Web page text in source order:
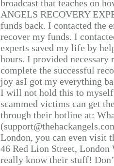
broadcast that teaches on
ANGELS RECOVERY
funds back. I contacted the
recover my funds. I
experts saved my life by
hours. I provided
complete the successful
joy asI got my everything
I will not hold this to
scammed victims can get
through their hotline at:
London, you can even visit
46 Red Lion Street, London
really know their stuff!